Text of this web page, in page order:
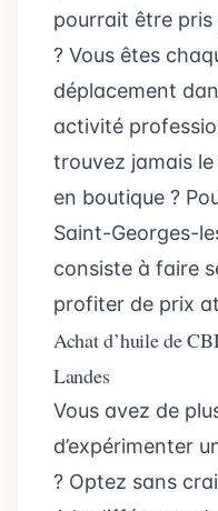
pourrait être pris
? Vous êtes
déplacement
activité
trouvez jamais
en boutique ?
Saint-Georges-
consiste à faire
profiter de prix
Achat d’huile de
Landes
Vous avez de
d’expérimenter
? Optez sans